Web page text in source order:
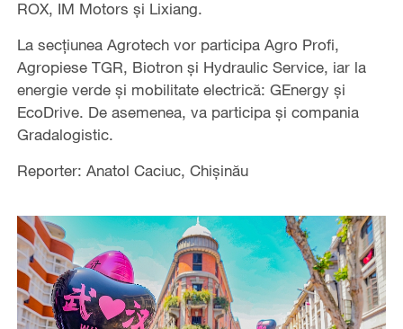
ROX, IM Motors și Lixiang.
La secțiunea Agrotech vor participa Agro Profi,
Agropiese TGR, Biotron și Hydraulic Service, iar la
energie verde și mobilitate electrică: GEnergy și
EcoDrive. De asemenea, va participa și compania
Gradalogistic.
Reporter: Anatol Caciuc, Chișinău